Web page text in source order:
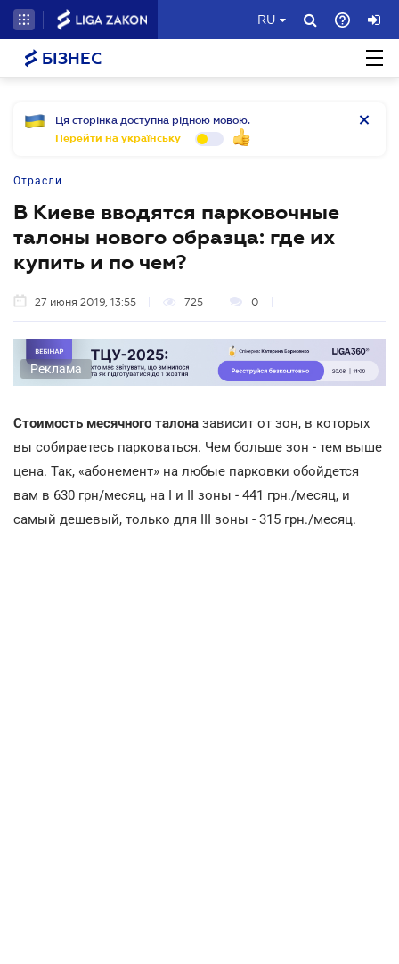
RU
БІЗНЕС
Ця сторінка доступна рідною мовою.
Перейти на українську
Отрасли
В Киеве вводятся парковочные
талоны нового образца: где их
купить и по чем?
27 июня 2019, 13:55 725 0
Реклама
Стоимость месячного талона зависит от зон, в которых
вы собираетесь парковаться. Чем больше зон - тем выше
цена. Так, «абонемент» на любые парковки обойдется
вам в 630 грн/месяц, на І и ІІ зоны - 441 грн./месяц, и
самый дешевый, только для ІІІ зоны - 315 грн./месяц.